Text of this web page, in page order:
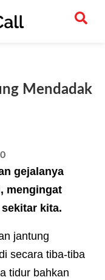
Mendadak
gejalanya
mengingat
kita.
jantung
secara tiba-tiba
tidur bahkan